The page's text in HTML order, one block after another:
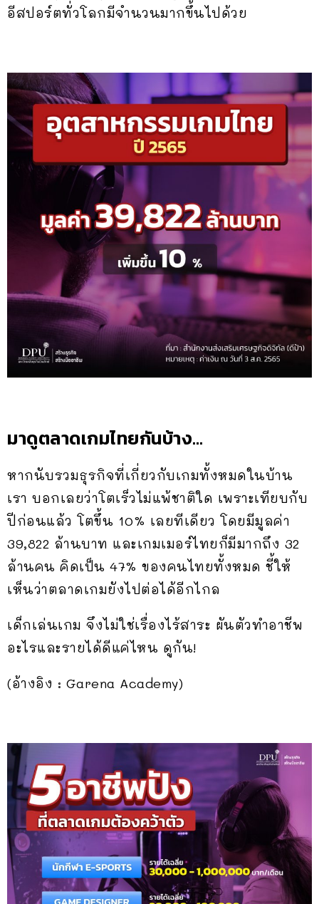
อีสปอร์ตทั่วโลกมีจำนวนมากขึ้นไปด้วย
มาดูตลาดเกมไทยกันบ้าง…
หากนับรวมธุรกิจที่เกี่ยวกับเกมทั้งหมดในบ้าน
เรา บอกเลยว่าโตเร็วไม่แพ้ชาติใด เพราะเทียบกับ
ปีก่อนแล้ว โตขึ้น 10% เลยทีเดียว โดยมีมูลค่า
39,822 ล้านบาท และเกมเมอร์ไทยก็มีมากถึง 32
ล้านคน คิดเป็น 47% ของคนไทยทั้งหมด ชี้ให้
เห็นว่าตลาดเกมยังไปต่อได้อีกไกล
เด็กเล่นเกม จึงไม่ใช่เรื่องไร้สาระ ผันตัวทำอาชีพ
อะไรและรายได้ดีแค่ไหน ดูกัน!
(อ้างอิง : Garena Academy)